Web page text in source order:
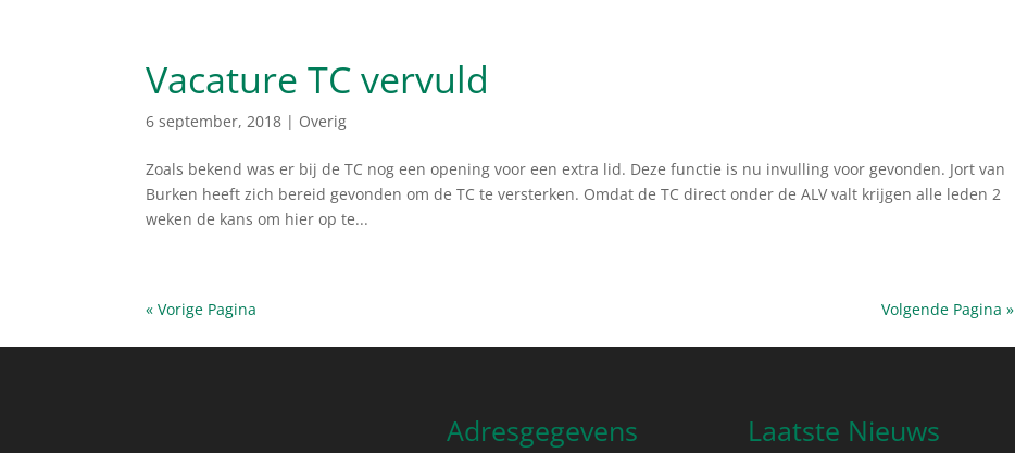
Vacature TC vervuld
6 september, 2018 | Overig
Zoals bekend was er bij de TC nog een opening voor een extra lid. Deze functie is nu invulling voor gevonden. Jort van
Burken heeft zich bereid gevonden om de TC te versterken. Omdat de TC direct onder de ALV valt krijgen alle leden 2
weken de kans om hier op te...
« Vorige Pagina Volgende Pagina »
Adresgegevens Laatste Nieuws